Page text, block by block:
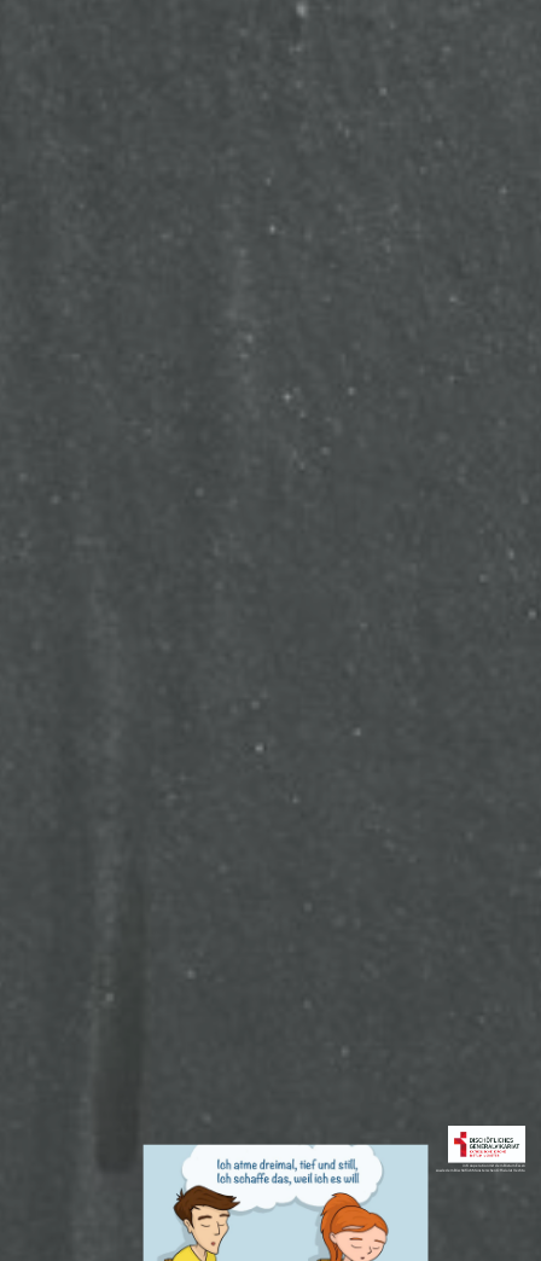
in Kooperation mit dem Bistum Essen
sowie dem Bischöflich Münsterschen Offizialat Vechta